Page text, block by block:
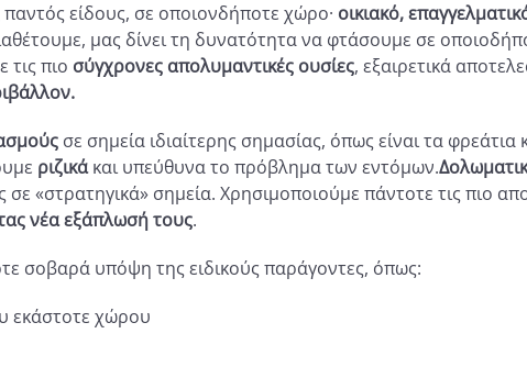
είδους, σε οποιονδήποτε χώρο· οικιακό,
μας δίνει τη δυνατότητα να φτάσουμε σε
πιο σύγχρονες απολυμαντικές ουσίες, εξαιρετικά
σε σημεία ιδιαίτερης σημασίας, όπως είναι τα
ριζικάκαι υπεύθυνα το πρόβλημα των εντόμων.
«στρατηγικά» σημεία. Χρησιμοποιούμε πάντοτε τις πιο
νέα εξάπλωσή τους.
σοβαρά υπόψη της ειδικούς παράγοντες, όπως:
εκάστοτε χώρου